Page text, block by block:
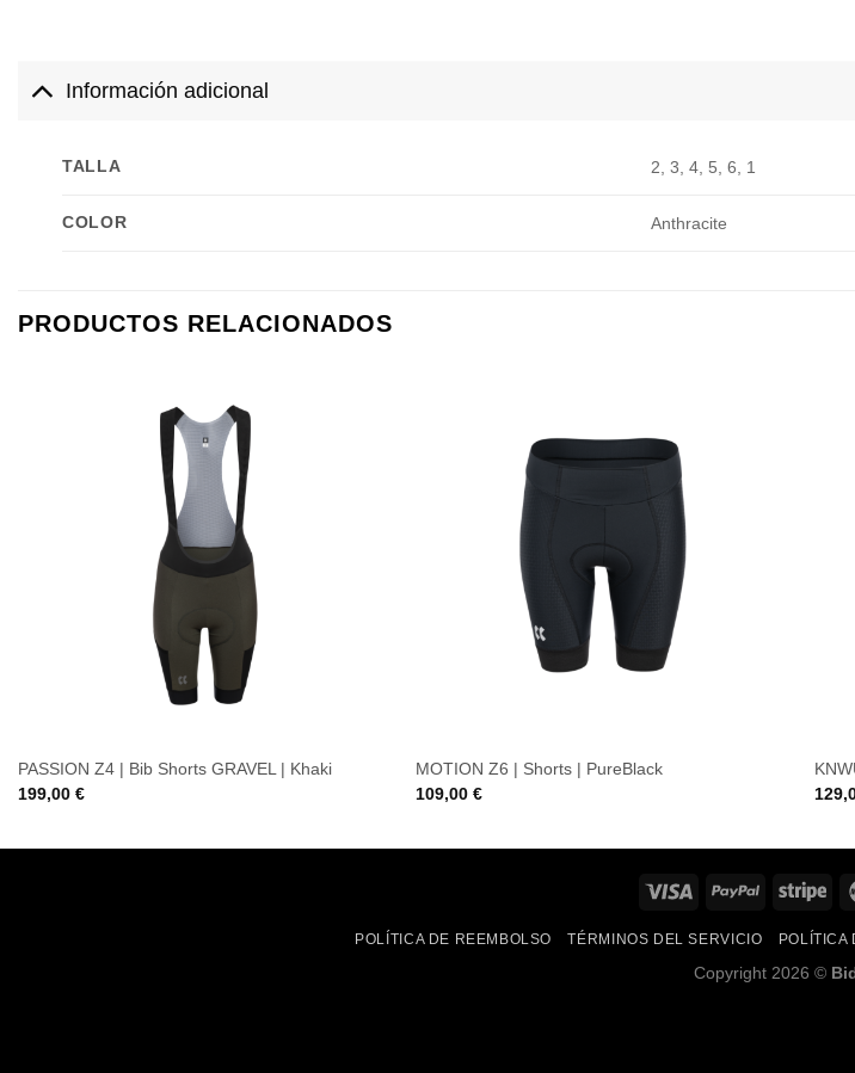
Información adicional
TALLA 2, 3, 4, 5, 6, 1
COLOR Anthracite
PRODUCTOS RELACIONADOS
PASSION Z4 | Bib Shorts GRAVEL | Khaki
199,00 €
MOTION Z6 | Shorts | PureBlack
109,00€
POLÍTICA DE REEMBOLSO TÉRMINOS DEL SERVICIO POLÍTICA
Copyright 2026 ©